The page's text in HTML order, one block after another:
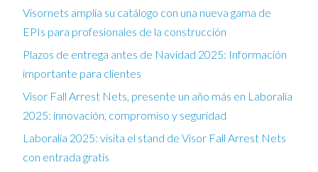
Visornets amplía su catálogo con una nueva gama de
EPIs para profesionales de la construcción
Plazos de entrega antes de Navidad 2025: Información
importante para clientes
Visor Fall Arrest Nets, presente un año más en Laboralia
2025: innovación, compromiso y seguridad
Laboralia 2025: visita el stand de Visor Fall Arrest Nets
con entrada gratis